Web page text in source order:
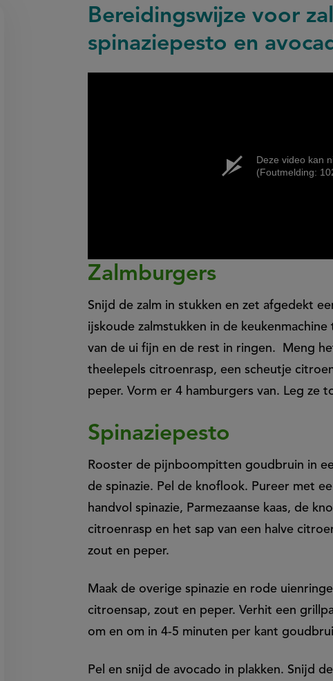
Bereidingswijze voor
spinaziepesto en
Deze video kan
(Foutmelding:
Zalmburgers
Snijd de zalm in stukken en zet afgedekt
ijskoude zalmstukken in de
van de ui fijn en de rest in ringen. Meng
theelepels citroenrasp, een scheutje
peper. Vorm er 4 hamburgers van. Leg ze
Spinaziepesto
Rooster de pijnboompitten goudbruin in
de spinazie. Pel de knoflook. Pureer met
handvol spinazie, Parmezaanse kaas, de
citroenrasp en het sap van een halve
zout en peper.
Maak de overige spinazie en rode
citroensap, zout en peper. Verhit een
om en om in 4-5 minuten per kant
Pel en snijd de avocado in plakken. Snijd